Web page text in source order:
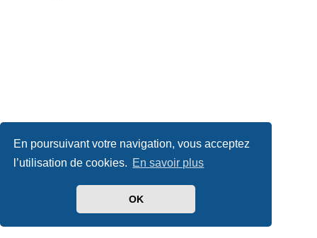
En poursuivant votre navigation, vous acceptez
l’utilisation de cookies. En savoir plus
OK